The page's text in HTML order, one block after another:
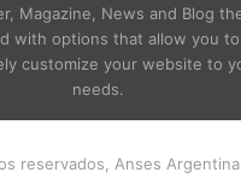
Magazine, News and Blog
with options that allow you to
customize your website to
needs.
reservados, Anses